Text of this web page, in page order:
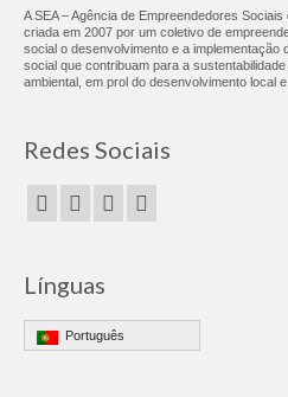
Pro Bono
Investigação
Chef Africa – Food
FE Adroana
A SEA – Agência de Empreendedores
criada em 2007 por um coletivo de
social o desenvolvimento e a implementação
social que contribuam para a
ambiental, em prol do desenvolvimento local e
Redes Sociais
Línguas
Português